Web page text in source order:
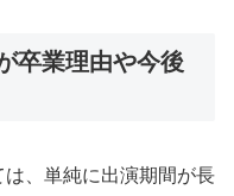
卒業理由や今後
、単純に出演期間が長